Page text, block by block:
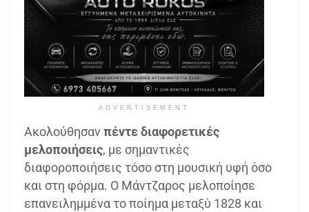
ADVERTISEMENT
Ακολούθησανπέντε διαφορετικές
μελοποιήσεις, με σημαντικές
διαφοροποιήσεις τόσο στη μουσική υφή όσο
και στη φόρμα. Ο Μάντζαρος μελοποίησε
επανειλημμένα το ποίημα μεταξύ 1828 και